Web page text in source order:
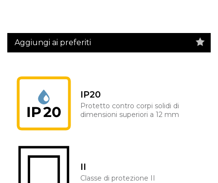
Aggiungi ai preferiti
IP20
Protetto contro corpi solidi di
dimensioni superiori a 12 mm
II
Classe di protezione II